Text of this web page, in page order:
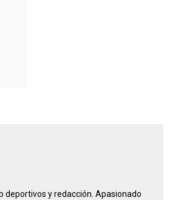
deportivos y redacción. Apasionado